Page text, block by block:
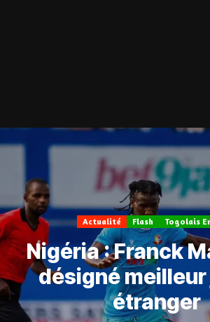
Actualité Flash Togolais
Nigéria : Franck
désigné
étranger